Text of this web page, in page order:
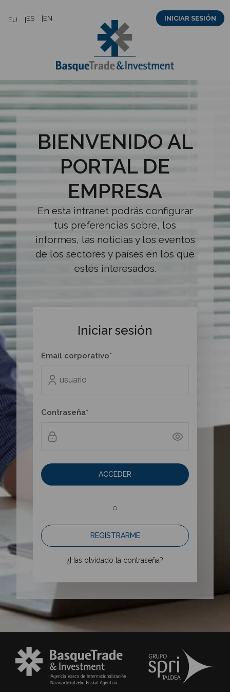
EU ES EN INICIAR SESIÓN
BIENVENIDO AL
PORTAL DE
EMPRESA
En esta intranet podrás configurar
tus preferencias sobre, los
informes, las noticias y los eventos
de los sectores y países en los que
estés interesados.
Iniciar sesión
Email corporativo*
Contraseña*
ACCEDER
o
REGISTRARME
¿Has olvidado la contraseña?